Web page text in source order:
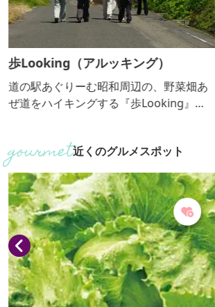
歩Looking（アルッキング）
道の駅あぐりーむ昭和周辺の、野菜畑あ
ぜ道をハイキングする『歩Looking』
がら歩いていただけます。おすすめコー
スは2コースあり、お時間や体力によって
お選びいただけます。
近くのグルメスポット